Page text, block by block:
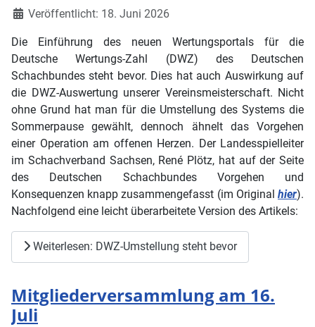
Veröffentlicht: 18. Juni 2026
Die Einführung des neuen Wertungsportals für die
Deutsche Wertungs-Zahl (DWZ) des Deutschen
Schachbundes steht bevor. Dies hat auch Auswirkung auf
die DWZ-Auswertung unserer Vereinsmeisterschaft. Nicht
ohne Grund hat man für die Umstellung des Systems die
Sommerpause gewählt, dennoch ähnelt das Vorgehen
einer Operation am offenen Herzen. Der Landesspielleiter
im Schachverband Sachsen, René Plötz, hat auf der Seite
des Deutschen Schachbundes Vorgehen und
Konsequenzen knapp zusammengefasst (im Original hier).
Nachfolgend eine leicht überarbeitete Version des Artikels:
Weiterlesen: DWZ-Umstellung steht bevor
Mitgliederversammlung am 16.
Juli